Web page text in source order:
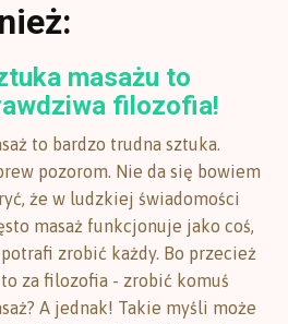
masażu to
filozofia!
to bardzo trudna sztuka.
pozorom. Nie da się bowiem
że w ludzkiej świadomości
masaż funkcjonuje jako coś,
zrobić każdy. Bo przecież
za filozofia - zrobić komuś
A jednak! Takie myśli może